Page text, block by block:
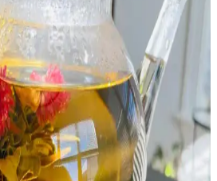
Geleneksel ve Modern
Uygun Tatlı
yapışkan yapısıyla Türkiye’de popüler
Marketlerde çeşitli boyutlarda bulunur ve
kullanılır.
ve Sağlıklı Beslenmedeki